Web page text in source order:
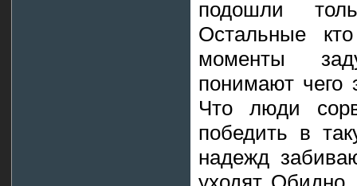
подошли
Остальные
моменты
понимают чего
Что люди
победить в
надежд